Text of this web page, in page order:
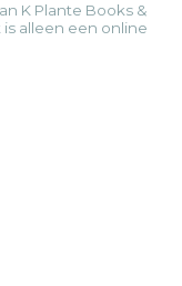
K Plante Books &
alleen een online